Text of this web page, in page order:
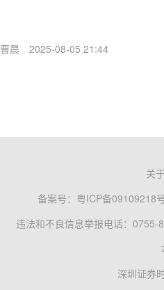
曹晨 2025-08-05 21:44
关
备案号： 粤ICP备09109218
违法和不良信息举报电话：0755-
深圳证券